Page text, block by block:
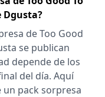
Dgusta?
de Too Good
se publican
depende de los
del día. Aquí
pack sorpresa